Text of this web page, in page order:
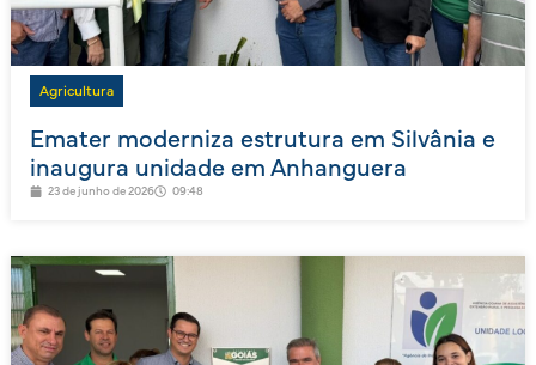
Agricultura
Emater moderniza estrutura em Silvânia e
inaugura unidade em Anhanguera
23 de junho de 2026 09:48